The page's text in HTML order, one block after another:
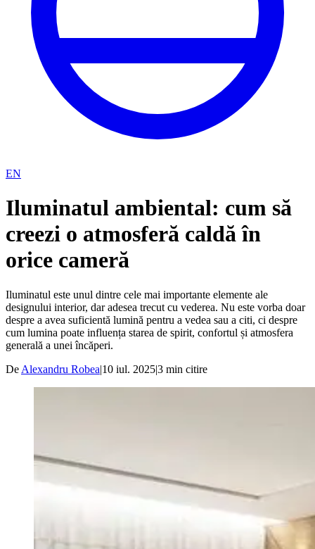
EN
Iluminatul ambiental: cum să
creezi o atmosferă caldă în
orice cameră
Iluminatul este unul dintre cele mai importante elemente ale
designului interior, dar adesea trecut cu vederea. Nu este vorba doar
despre a avea suficientă lumină pentru a vedea sau a citi, ci despre
cum lumina poate influența starea de spirit, confortul și atmosfera
generală a unei încăperi.
De Alexandru Robea|10 iul. 2025|3 min citire